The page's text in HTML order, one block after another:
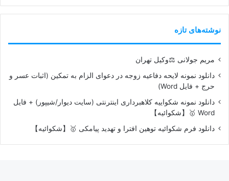
نوشته‌های تازه
مریم جولانی ⚖️وکیل تهران
دانلود نمونه لایحه دفاعیه زوجه در دعوای الزام به تمکین (اثبات عسر و
حرج + فایل Word)
دانلود نمونه شکواییه کلاهبرداری اینترنتی (سایت دیوار/شیپور) + فایل
Word 🥇【شکوائیه】
دانلود فرم شکوائیه توهین افترا و تهدید پیامکی 🥇【شکوائیه】